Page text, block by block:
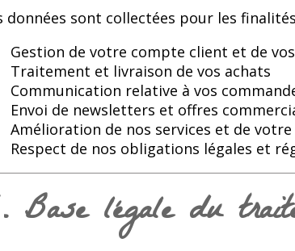
données sont collectées pour les
Gestion de votre compte client et de
Traitement et livraison de vos achats
Communication relative à vos
Envoi de newsletters et offres
Amélioration de nos services et de
Respect de nos obligations légales et
Base légale du